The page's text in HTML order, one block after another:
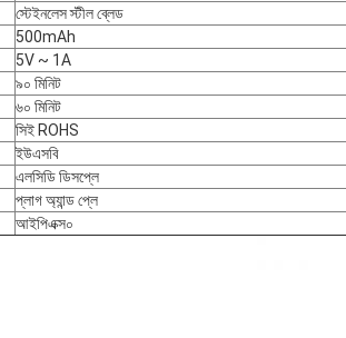
স্টেইনলেস স্টীল ব্লেড
500mAh
5V ~ 1A
৯০ মিনিট
৬০ মিনিট
সিই ROHS
ইউএসবি
এলসিডি ডিসপ্লে
প্লাগ অ্যান্ড প্লে
আইপিএক্স০